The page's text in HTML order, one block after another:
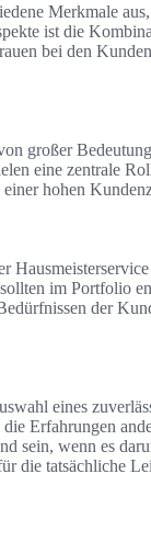
Merkmale
ist die
bei den
großer
eine zentrale
hohen
im Portfolio
der
eines
Erfahrungen
sein, wenn es
die tatsächliche